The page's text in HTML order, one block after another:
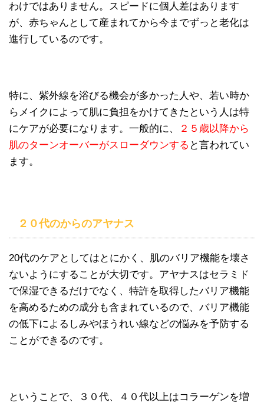
わけではありません。スピードに個人差はあります
が、赤ちゃんとして産まれてから今までずっと老化は
進行しているのです。
特に、紫外線を浴びる機会が多かった人や、若い時か
らメイクによって肌に負担をかけてきたという人は特
にケアが必要になります。一般的に、
２５歳以降から
肌のターンオーバーがスローダウンする と言われてい
ます。
２０代のからのアヤナス
20代のケアとしてはとにかく、肌のバリア機能を壊さ
ないようにすることが大切です。アヤナスはセラミド
で保湿できるだけでなく、特許を取得したバリア機能
を高めるための成分も含まれているので、バリア機能
の低下によるしみやほうれい線などの悩みを予防する
ことができるのです。
ということで、３０代、４０代以上はコラーゲンを増